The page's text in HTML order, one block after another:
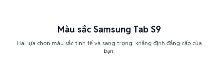
Màu sắc Samsung Tab S9
Hai lựa chọn màu sắc tinh tế và sang trọng, khẳng định đẳng cấp của
bạn.